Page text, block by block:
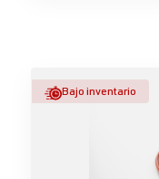
Bajo inventario